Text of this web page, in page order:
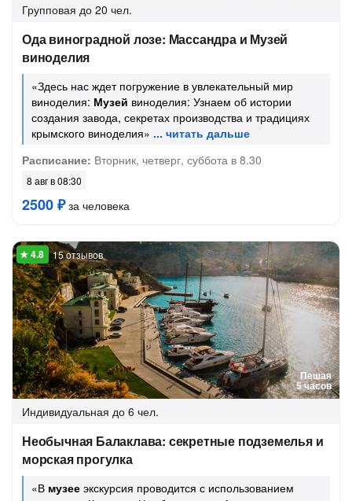
Групповая до 20 чел.
Ода виноградной лозе: Массандра и Музей
виноделия
«Здесь нас ждет погружение в увлекательный мир
виноделия: Музей виноделия: Узнаем об истории
создания завода, секретах производства и традициях
крымского виноделия»
Расписание: Вторник, четверг, суббота в 8.30
8 авг в 08:30
2500 ₽за человека
Пешая
5 часов
15 отзывов
Индивидуальная до 6 чел.
Необычная Балаклава: секретные подземелья и
морская прогулка
«В музее экскурсия проводится с использованием